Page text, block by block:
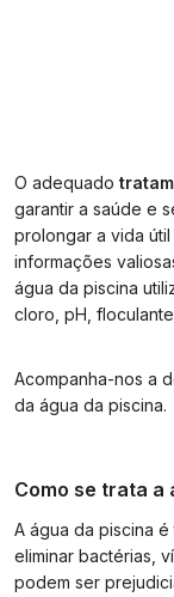
O adequado
garantir a saúde e
prolongar a vida
informações
água da piscina
cloro, pH,
Acompanha-nos a
da água da piscina.
Como se trata a
A água da piscina
eliminar bactérias,
podem ser